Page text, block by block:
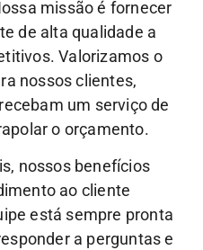
missão é fornecer
de alta qualidade a
Valorizamos o
nossos clientes,
um serviço de
o orçamento.
nossos benefícios
ao cliente
está sempre pronta
a perguntas e